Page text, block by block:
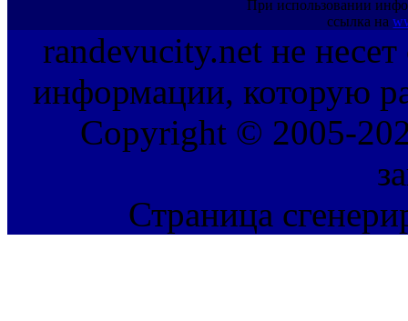
При использовании
ссылка на
randevucity.net не несет
информации, которую
Copyright © 2005-
Страница